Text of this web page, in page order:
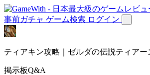
事前ガチャ ゲーム検索 ログイン
ティアキン攻略｜ゼルダの伝説ティアー
掲示板Q&A